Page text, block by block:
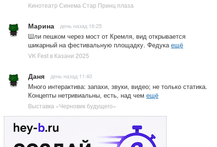
Кинотеатр Синема Стар Принц плаза
Марина день назад 16:25
Шли пешком через мост от Кремля, вид открывается
шикарный на фестивальную площадку. Федукаещё
VK Fest в Казани 2025
Даня день назад 11:40
Много интерактива: запахи, звуки, видео; не только статика.
Концепты нетривиальны, есть, над чем ещё
Выставка «Черновик будущего»